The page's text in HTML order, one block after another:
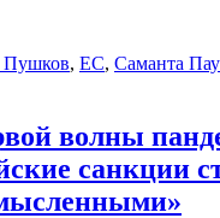
Пушков, ЕС, Саманта
волны
санкции